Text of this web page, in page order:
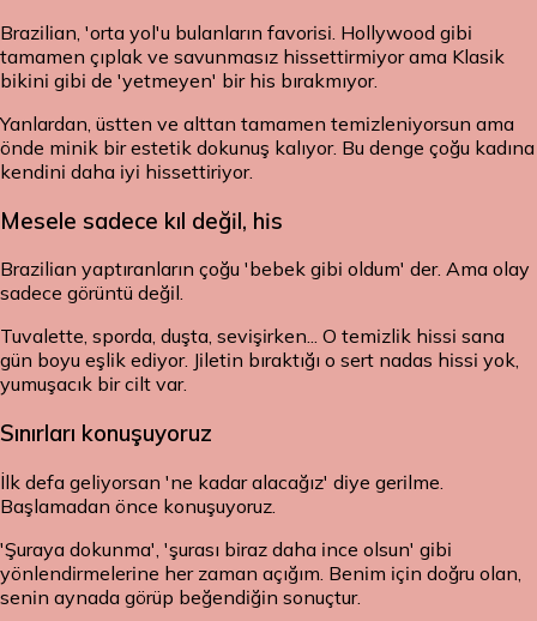
Brazilian, 'orta yol'u bulanların favorisi. Hollywood gibi
tamamen çıplak ve savunmasız hissettirmiyor ama Klasik
bikini gibi de 'yetmeyen' bir his bırakmıyor.
Yanlardan, üstten ve alttan tamamen temizleniyorsun ama
önde minik bir estetik dokunuş kalıyor. Bu denge çoğu kadına
kendini daha iyi hissettiriyor.
Mesele sadece kıl değil, his
Brazilian yaptıranların çoğu 'bebek gibi oldum' der. Ama olay
sadece görüntü değil.
Tuvalette, sporda, duşta, sevişirken... O temizlik hissi sana
gün boyu eşlik ediyor. Jiletin bıraktığı o sert nadas hissi yok,
yumuşacık bir cilt var.
Sınırları konuşuyoruz
İlk defa geliyorsan 'ne kadar alacağız' diye gerilme.
Başlamadan önce konuşuyoruz.
'Şuraya dokunma', 'şurası biraz daha ince olsun' gibi
yönlendirmelerine her zaman açığım. Benim için doğru olan,
senin aynada görüp beğendiğin sonuçtur.